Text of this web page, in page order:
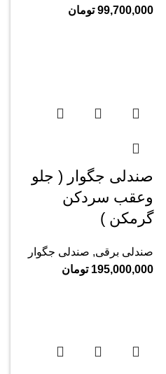
99,700,000 تومان
صندلی جگوار ( جلو
وعقب سردکن
گرمکن )
صندلی برقی, صندلی جگوار
195,000,000 تومان